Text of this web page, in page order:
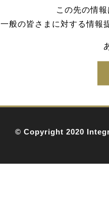
この先の情
一般の皆さまに対する情報
© Copyright 2020